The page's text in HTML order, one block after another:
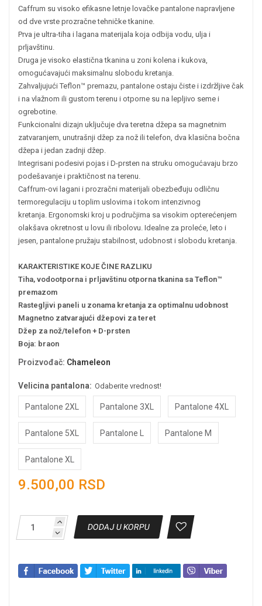
Caffrum su visoko efikasne letnje lovačke pantalone napravljene
od dve vrste prozračne tehničke tkanine.
Prva je ultra-tiha i lagana materijala koja odbija vodu, ulja i
prljavštinu.
Druga je visoko elastična tkanina u zoni kolena i kukova,
omogućavajući maksimalnu slobodu kretanja.
Zahvaljujući Teflon™ premazu, pantalone ostaju čiste i izdržljive čak
i na vlažnom ili gustom terenu i otporne su na lepljivo seme i
ogrebotine.
Funkcionalni dizajn uključuje dva teretna džepa sa magnetnim
zatvaranjem, unutrašnji džep za nož ili telefon, dva klasična bočna
džepa i jedan zadnji džep.
Integrisani podesivi pojas i D-prsten na struku omogućavaju brzo
podešavanje i praktičnost na terenu.
Caffrum-ovi lagani i prozračni materijali obezbeđuju odličnu
termoregulaciju u toplim uslovima i tokom intenzivnog
kretanja. Ergonomski kroj u područjima sa visokim opterećenjem
olakšava okretnost u lovu ili ribolovu. Idealne za proleće, leto i
jesen, pantalone pružaju stabilnost, udobnost i slobodu kretanja.
KARAKTERISTIKE KOJE ČINE RAZLIKU
Tiha, vodootporna i prljavštinu otporna tkanina sa Teflon™
premazom
Rastegljivi paneli u zonama kretanja za optimalnu udobnost
Magnetno zatvarajući džepovi za teret
Džep za nož/telefon + D-prsten
Boja: braon
Proizvođač: Chameleon
Velicina pantalona: Odaberite vrednost!
Pantalone 2XL Pantalone 3XL Pantalone 4XL
Pantalone 5XL Pantalone L Pantalone M
Pantalone XL
9.500,00 RSD
DODAJ U KORPU